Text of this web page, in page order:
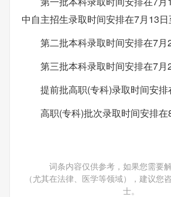
中自主招生录取时间安排在7月13
第二批本科录取时间安排在7月
第三批本科录取时间安排在7月
提前批高职(专科)录取时间安
高职(专科)批次录取时间安排在
词条内容仅供参考，如果您需要
（尤其在法律、医学等领域），建议您
士。